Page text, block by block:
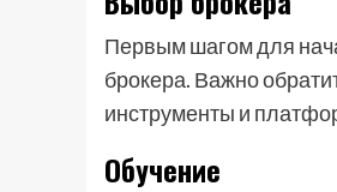
Первым шагом для
брокера. Важно
инструменты и
Обучение